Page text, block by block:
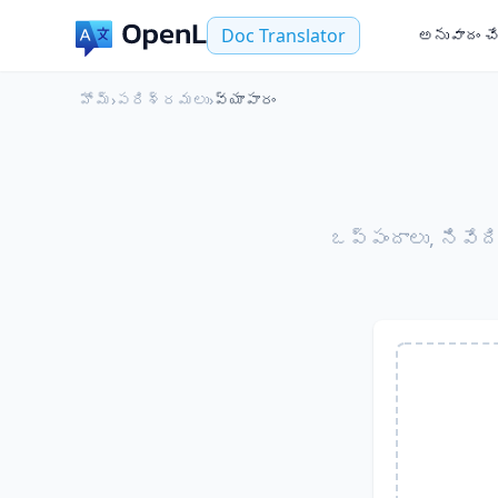
Doc Translator అనువాదం
హోమ్›పరిశ్రమలు›వ్యాపారం
ఒప్పందాలు,